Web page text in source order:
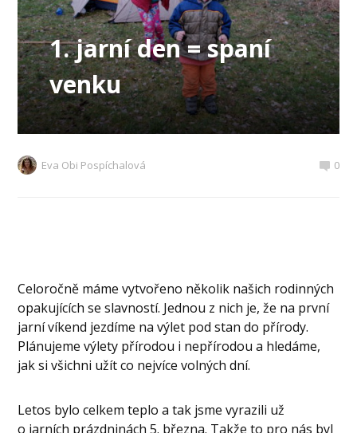
1. jarní den = spaní
venku
Eva Obi Pospíchalová 0
Celoročně máme vytvořeno několik našich rodinných
opakujících se slavností. Jednou z nich je, že na první
jarní víkend jezdíme na výlet pod stan do přírody.
Plánujeme výlety přírodou i nepřírodou a hledáme,
jak si všichni užít co nejvíce volných dní.
Letos bylo celkem teplo a tak jsme vyrazili už
o jarních prázdninách 5. března. Takže to pro nás byl